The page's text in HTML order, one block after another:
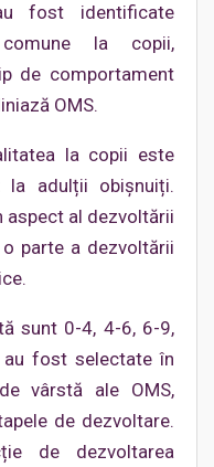
fost identificate
comune la copii,
de comportament
OMS.
la copii este
la adulții obișnuiți.
aspect al dezvoltării
parte a dezvoltării
sunt 0-4, 4-6, 6-9,
fost selectate în
vârstă ale OMS,
de dezvoltare.
de dezvoltarea